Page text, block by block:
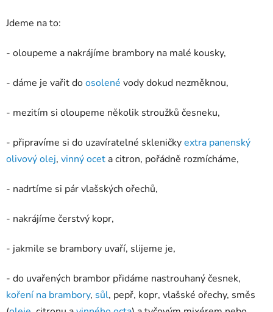
Jdeme na to:
- oloupeme a nakrájíme brambory na malé kousky,
- dáme je vařit doosolené vody dokud nezměknou,
- mezitím si oloupeme několik stroužků česneku,
- připravíme si do uzavíratelné skleničkyextra panenský
olivový olej, vinný ocet a citron, pořádně rozmícháme,
- nadrtíme si pár vlašských ořechů,
- nakrájíme čerstvý kopr,
- jakmile se brambory uvaří, slijeme je,
- do uvařených brambor přidáme nastrouhaný česnek,
koření na brambory, sůl, pepř, kopr, vlašské ořechy, směs